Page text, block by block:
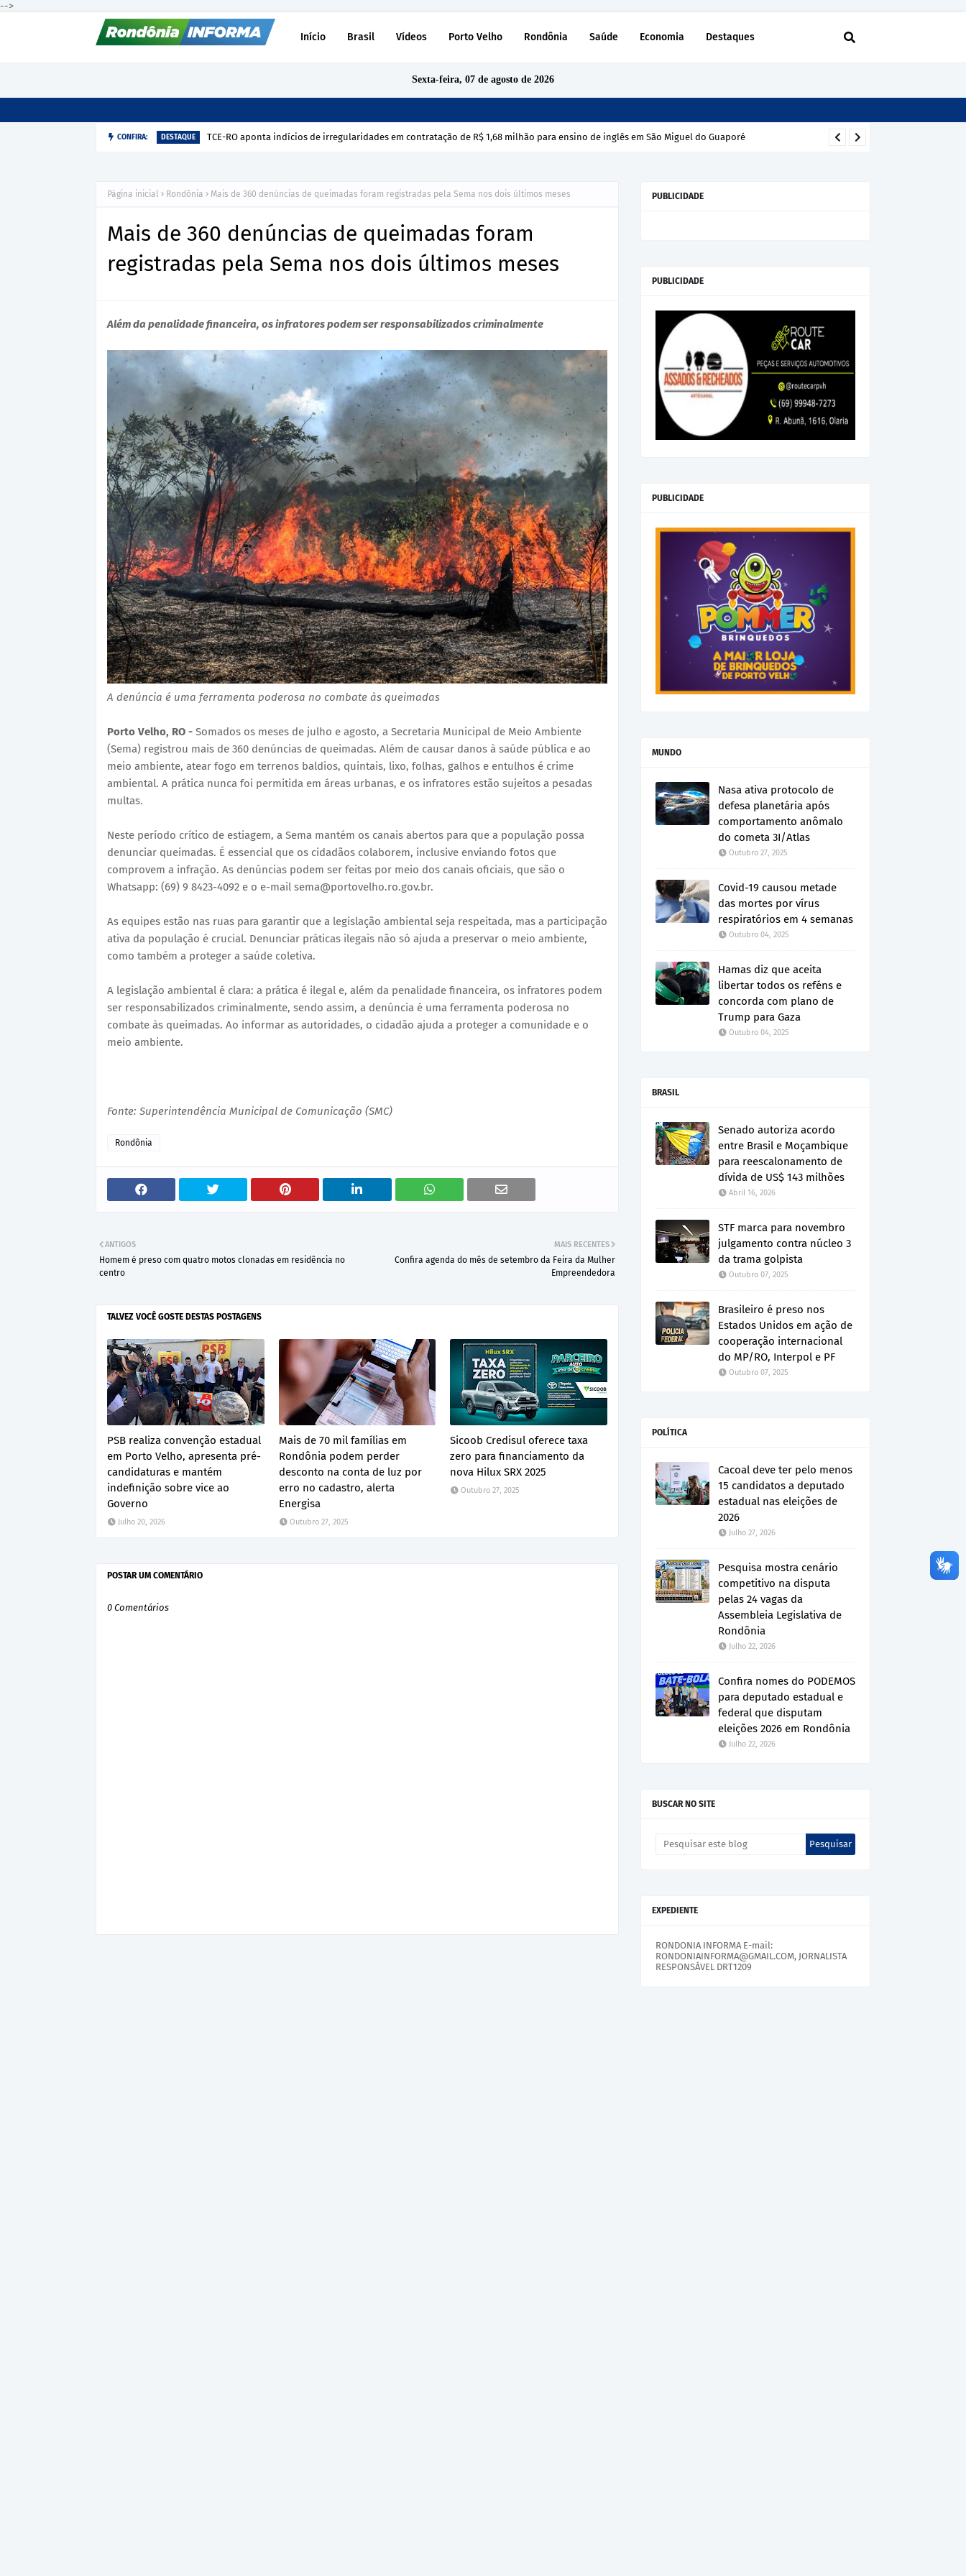
-->
Início Brasil Vídeos Porto Velho Rondônia Saúde Economia Destaques
Sexta-feira, 07 de agosto de 2026
CONFIRA: DESTAQUE TCE-RO aponta indícios de irregularidades em contratação de R$ 1,68 milhão para ensino de inglês em São Miguel do Guaporé
Página inicial Rondônia Mais de 360 denúncias de queimadas foram registradas pela Sema nos dois últimos meses
Mais de 360 denúncias de queimadas foram
registradas pela Sema nos dois últimos meses
Além da penalidade financeira, os infratores podem ser responsabilizados criminalmente
A denúncia é uma ferramenta poderosa no combate às queimadas
Porto Velho, RO - Somados os meses de julho e agosto, a Secretaria Municipal de Meio Ambiente
(Sema) registrou mais de 360 denúncias de queimadas. Além de causar danos à saúde pública e ao
meio ambiente, atear fogo em terrenos baldios, quintais, lixo, folhas, galhos e entulhos é crime
ambiental. A prática nunca foi permitida em áreas urbanas, e os infratores estão sujeitos a pesadas
multas.
Neste período crítico de estiagem, a Sema mantém os canais abertos para que a população possa
denunciar queimadas. É essencial que os cidadãos colaborem, inclusive enviando fotos que
comprovem a infração. As denúncias podem ser feitas por meio dos canais oficiais, que são o
Whatsapp: (69) 9 8423-4092 e o e-mail sema@portovelho.ro.gov.br.
As equipes estão nas ruas para garantir que a legislação ambiental seja respeitada, mas a participação
ativa da população é crucial. Denunciar práticas ilegais não só ajuda a preservar o meio ambiente,
como também a proteger a saúde coletiva.
A legislação ambiental é clara: a prática é ilegal e, além da penalidade financeira, os infratores podem
ser responsabilizados criminalmente, sendo assim, a denúncia é uma ferramenta poderosa no
combate às queimadas. Ao informar as autoridades, o cidadão ajuda a proteger a comunidade e o
meio ambiente.
Fonte: Superintendência Municipal de Comunicação (SMC)
Rondônia
MAIS RECENTES
Confira agenda do mês de setembro da Feira da Mulher
Empreendedora
ANTIGOS
Homem é preso com quatro motos clonadas em residência no
centro
TALVEZ VOCÊ GOSTE DESTAS POSTAGENS
PSB realiza convenção estadual
em Porto Velho, apresenta pré-
candidaturas e mantém
indefinição sobre vice ao
Governo
Julho 20, 2026
Mais de 70 mil famílias em
Rondônia podem perder
desconto na conta de luz por
erro no cadastro, alerta
Energisa
Outubro 27, 2025
Sicoob Credisul oferece taxa
zero para financiamento da
nova Hilux SRX 2025
Outubro 27, 2025
POSTAR UM COMENTÁRIO
0 Comentários
PUBLICIDADE
PUBLICIDADE
PUBLICIDADE
MUNDO
Nasa ativa protocolo de
defesa planetária após
comportamento anômalo
do cometa 3I/Atlas
Outubro 27, 2025
Covid-19 causou metade
das mortes por vírus
respiratórios em 4 semanas
Outubro 04, 2025
Hamas diz que aceita
libertar todos os reféns e
concorda com plano de
Trump para Gaza
Outubro 04, 2025
BRASIL
Senado autoriza acordo
entre Brasil e Moçambique
para reescalonamento de
dívida de US$ 143 milhões
Abril 16, 2026
STF marca para novembro
julgamento contra núcleo 3
da trama golpista
Outubro 07, 2025
Brasileiro é preso nos
Estados Unidos em ação de
cooperação internacional
do MP/RO, Interpol e PF
Outubro 07, 2025
POLÍTICA
Cacoal deve ter pelo menos
15 candidatos a deputado
estadual nas eleições de
2026
Julho 27, 2026
Pesquisa mostra cenário
competitivo na disputa
pelas 24 vagas da
Assembleia Legislativa de
Rondônia
Julho 22, 2026
Confira nomes do PODEMOS
para deputado estadual e
federal que disputam
eleições 2026 em Rondônia
Julho 22, 2026
BUSCAR NO SITE
EXPEDIENTE
RONDONIA INFORMA E-mail:
RONDONIAINFORMA@GMAIL.COM, JORNALISTA
RESPONSÁVEL DRT1209